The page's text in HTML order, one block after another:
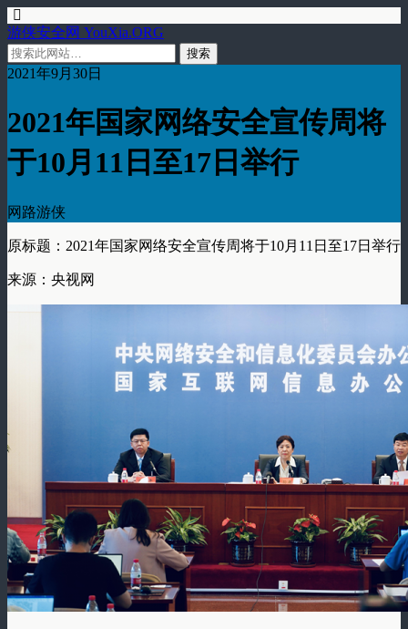
游侠安全网 YouXia.ORG
2021年9月30日
2021年国家网络安全宣传周将
于10月11日至17日举行
网路游侠
原标题：2021年国家网络安全宣传周将于10月11日至17日举行
来源：央视网